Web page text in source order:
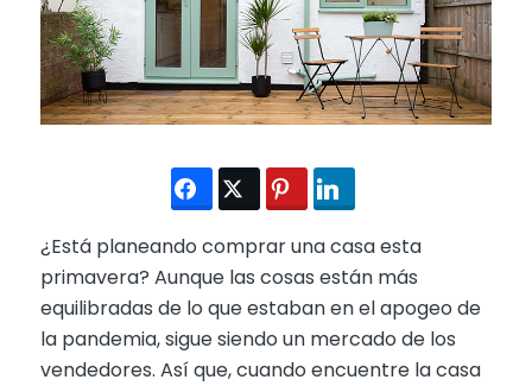
¿Está planeando comprar una casa esta
primavera? Aunque las cosas están más
equilibradas de lo que estaban en el apogeo de
la pandemia, sigue siendo un mercado de los
vendedores. Así que, cuando encuentre la casa